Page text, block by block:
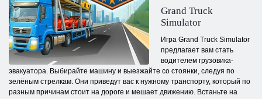
Grand Truck
Simulator
Игра Grand Truck Simulator
предлагает вам стать
водителем грузовика-
эвакуатора. Выбирайте машину и выезжайте со стоянки, следуя по
зелёным стрелкам. Они приведут вас к нужному транспорту, который по
разным причинам стоит на дороге и мешает движению. Встаньте на